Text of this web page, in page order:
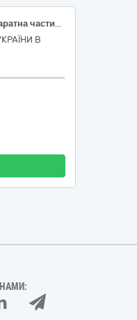
Машини для обробки даних (апаратна частина) (Локальне мережеве сховище для з’єднання окремих жорстких дисків в єдину файлову систему TOWER PowerUp #59 • Xeon E5 2690 v3 x2 / 64 GB / SSD 4TB / Int Video)
В